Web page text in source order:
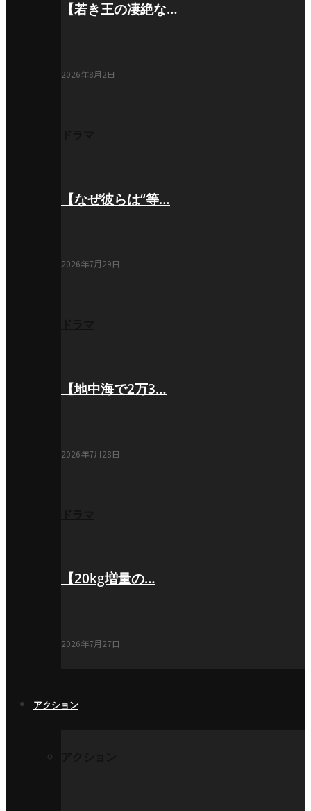
【若き王の凄絶な…
2026年8月2日
【なぜ彼らは“等…
2026年7月29日
【地中海で2万3…
2026年7月28日
【20kg増量の…
2026年7月27日
アクション